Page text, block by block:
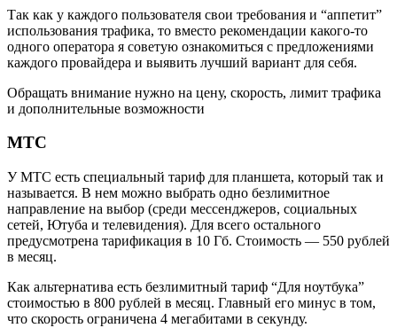
Так как у каждого пользователя свои требования и “аппетит”
использования трафика, то вместо рекомендации какого-то
одного оператора я советую ознакомиться с предложениями
каждого провайдера и выявить лучший вариант для себя.
Обращать внимание нужно на цену, скорость, лимит трафика
и дополнительные возможности
МТС
У МТС есть специальный тариф для планшета, который так и
называется. В нем можно выбрать одно безлимитное
направление на выбор (среди мессенджеров, социальных
сетей, Ютуба и телевидения). Для всего остального
предусмотрена тарификация в 10 Гб. Стоимость — 550 рублей
в месяц.
Как альтернатива есть безлимитный тариф “Для ноутбука”
стоимостью в 800 рублей в месяц. Главный его минус в том,
что скорость ограничена 4 мегабитами в секунду.